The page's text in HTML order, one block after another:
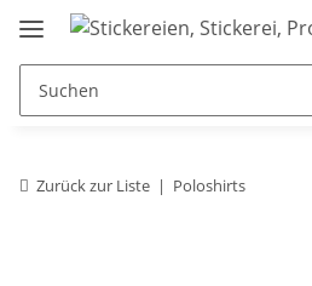
Zurück zur Liste Poloshirts